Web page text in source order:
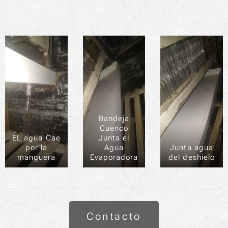
EL agua Cae
por la
manguera
Bandeja
Cuenco
Junta el
Agua
Evaporadora
Junta agua
del deshielo
Contacto